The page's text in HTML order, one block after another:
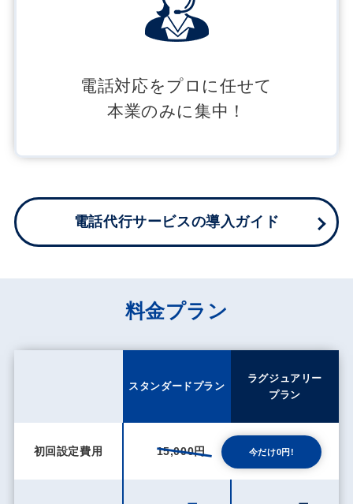
電話対応をプロに任せて
本業のみに集中！
電話代行サービスの導入ガイド
料金プラン
スタンダードプラン
ラグジュアリー
プラン
初回設定費用 15,000円 今だけ0円!